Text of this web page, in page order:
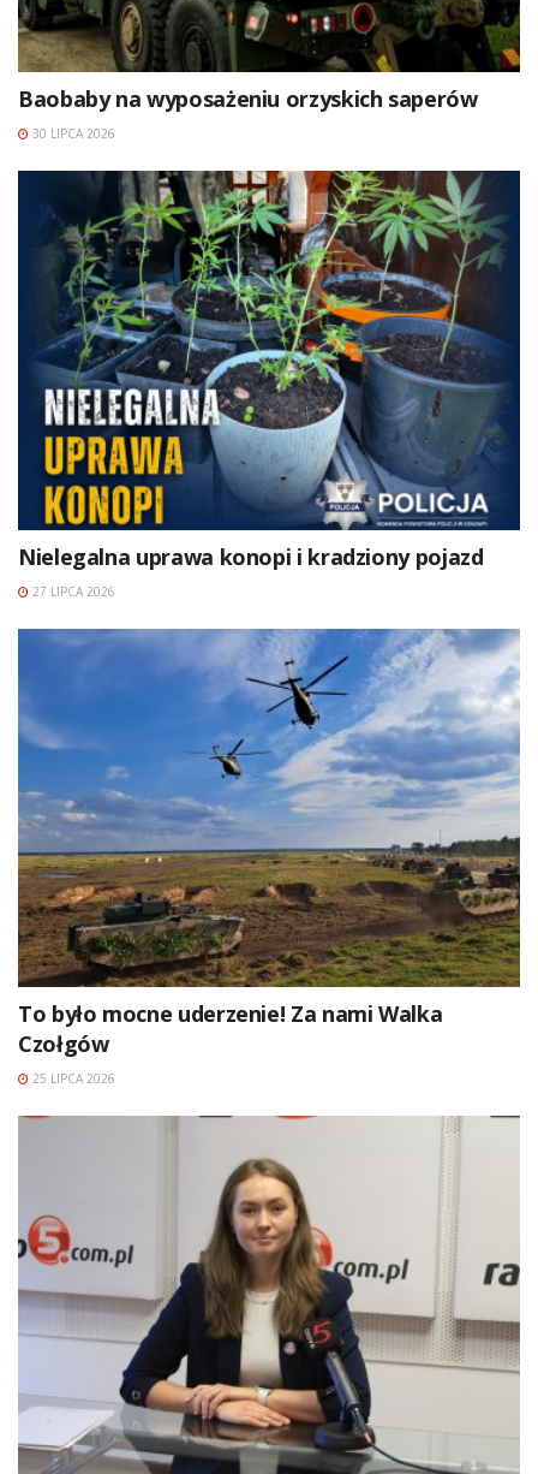
Baobaby na wyposażeniu orzyskich saperów
30 LIPCA 2026
Nielegalna uprawa konopi i kradziony pojazd
27 LIPCA 2026
To było mocne uderzenie! Za nami Walka
Czołgów
25 LIPCA 2026